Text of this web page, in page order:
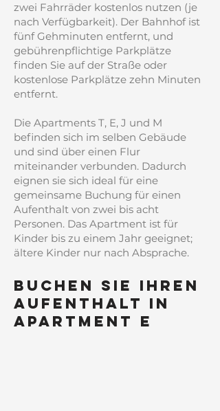
zwei Fahrräder kostenlos nutzen (je
nach Verfügbarkeit). Der Bahnhof ist
fünf Gehminuten entfernt, und
gebührenpflichtige Parkplätze
finden Sie auf der Straße oder
kostenlose Parkplätze zehn Minuten
entfernt.
Die Apartments T, E, J und M
befinden sich im selben Gebäude
und sind über einen Flur
miteinander verbunden. Dadurch
eignen sie sich ideal für eine
gemeinsame Buchung für einen
Aufenthalt von zwei bis acht
Personen. Das Apartment ist für
Kinder bis zu einem Jahr geeignet;
ältere Kinder nur nach Absprache.
Buchen Sie Ihren
Aufenthalt in
Apartment E